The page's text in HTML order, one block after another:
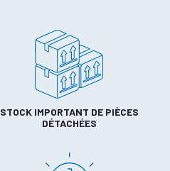
STOCK IMPORTANT DE PIÈCES
DÉTACHÉES